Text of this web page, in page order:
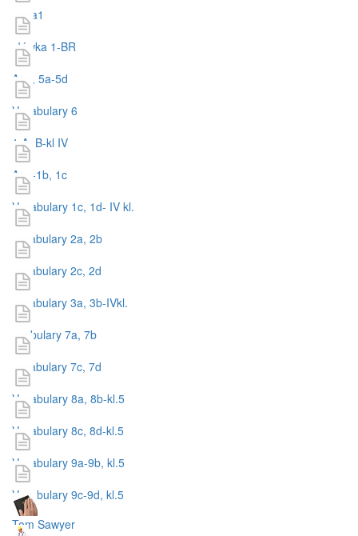
aaaa1
słówka 1-BR
Aga, 5a-5d
Vocabulary 6
1 A, B-kl IV
Aga-1b, 1c
Vocabulary 1c, 1d- IV kl.
vocabulary 2a, 2b
vocabulary 2c, 2d
vocabulary 3a, 3b-IVkl.
voabulary 7a, 7b
vocabulary 7c, 7d
Vocabulary 8a, 8b-kl.5
Vocabulary 8c, 8d-kl.5
Vocabulary 9a-9b, kl.5
Vocabulary 9c-9d, kl.5
Tom Sawyer